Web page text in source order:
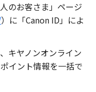
のお客さま」ページ
）に「Canon ID」によ
キヤノンオンライン
イント情報を一括で